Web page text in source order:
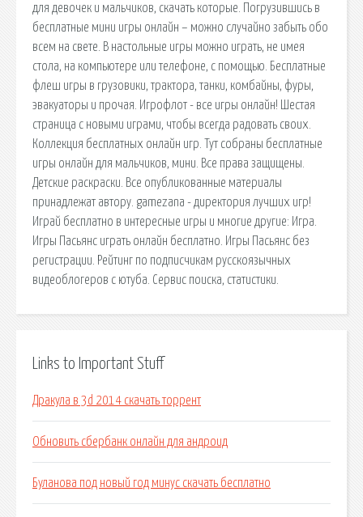
для девочек и мальчиков, скачать которые. Погрузившись в
бесплатные мини игры онлайн – можно случайно забыть обо
всем на свете. В настольные игры можно играть, не имея
стола, на компьютере или телефоне, с помощью. Бесплатные
флеш игры в грузовики, трактора, танки, комбайны, фуры,
эвакуаторы и прочая. Игрофлот - все игры онлайн! Шестая
страница с новыми играми, чтобы всегда радовать своих.
Коллекция бесплатных онлайн игр. Тут собраны бесплатные
игры онлайн для мальчиков, мини. Все права защищены.
Детские раскраски. Все опубликованные материалы
принадлежат автору. gamezana - директория лучших игр!
Играй бесплатно в интересные игры и многие другие: Игра.
Игры Пасьянс играть онлайн бесплатно. Игры Пасьянс без
регистрации. Рейтинг по подписчикам русскоязычных
видеоблогеров с ютуба. Сервис поиска, статистики.
Links to Important Stuff
Дракула в 3d 2014 скачать торрент
Обновить сбербанк онлайн для андроид
Буланова под новый год минус скачать бесплатно